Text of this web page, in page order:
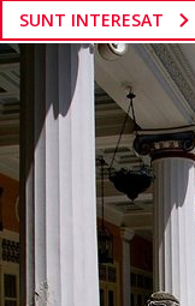
SUNT INTERESAT